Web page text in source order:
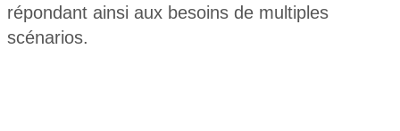
répondant ainsi aux besoins de multiples
scénarios.